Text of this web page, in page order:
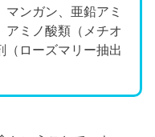
ンガン、亜鉛アミ
アミノ酸類（メチオ
（ローズマリー抽出